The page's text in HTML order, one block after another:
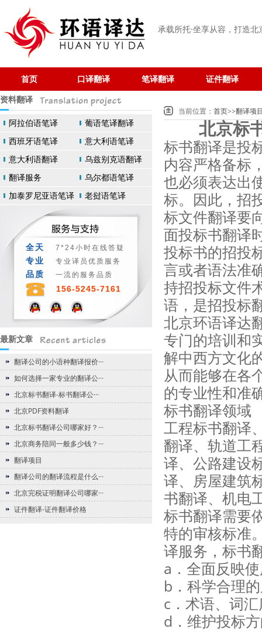
承载所托·坐享从容 ，打造
首页 口译翻译 笔译翻译 证件翻译
当前位置： 首页>>翻译项
北京标
标书翻译是投
内容严格备标
也必须表达出
标。因此，招
标文件翻译要
面投标书翻译
投标书的招投
言或者语法准
持招投标文件
语，是招投标
北京环语译达
专门的培训和
解中西方文化
从而能够在各
的专业性和准
标书翻译领域
工程标书翻译
翻译、轨道工
译、公路建设
译、房屋建筑
书翻译、机电
标书翻译需要
特的审核标准
译服务，标书
a．全面反映
b．科学合理
c．术语、词
d．维护投标
资料翻译
阿拉伯语笔译
葡语笔译翻译
西班牙语笔译
意大利语笔译
意大利语翻译
乌兹别克语翻译
翻译服务
乌尔都语笔译
加泰罗尼亚语笔译
老挝语笔译
全天 7*24小时在线答疑
专业 专业译员优质服务
品质 一流的服务品质
156-5245-7161
最新文章
翻译公司的小语种翻译报价···
如何选择一家专业的翻译公···
北京标书翻译-标书翻译公···
北京PDF资料翻译
北京标书翻译公司哪家好？···
北京商务陪同一般多少钱？···
翻译项目
翻译公司的翻译流程是什么···
北京完税证明翻译公司哪家···
证件翻译-证件翻译价格